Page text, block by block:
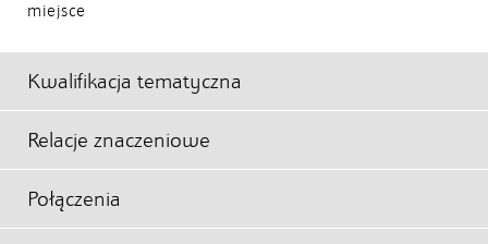
miejsce
Kwalifikacja tematyczna
Relacje znaczeniowe
Połączenia